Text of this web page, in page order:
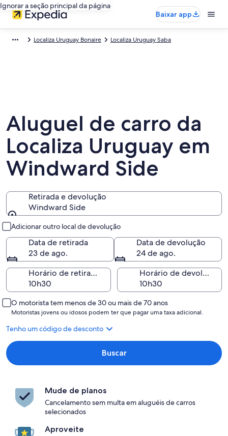
Ignorar a seção principal da página
Baixar app
Localiza Uruguay Bonaire Localiza Uruguay Saba
Aluguel de carro da
Localiza Uruguay em
Windward Side
Retirada e devolução
Windward Side
Adicionar outro local de devolução
Data de retirada
23 de ago.
Data de devolução
24 de ago.
Horário de retirada
Horário de devolução
O motorista tem menos de 30 ou mais de 70 anos
Motoristas jovens ou idosos podem ter que pagar uma taxa adicional.
Tenho um código de desconto
Buscar
Mude de planos
Cancelamento sem multa em aluguéis de carros
selecionados
Aproveite